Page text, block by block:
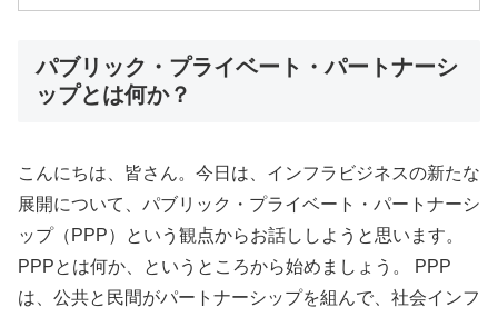
パブリック・プライベート・パートナーシ
ップとは何か？
こんにちは、皆さん。今日は、インフラビジネスの新たな
展開について、パブリック・プライベート・パートナーシ
ップ（PPP）という観点からお話ししようと思います。
PPPとは何か、というところから始めましょう。 PPP
は、公共と民間がパートナーシップを組んで、社会インフ